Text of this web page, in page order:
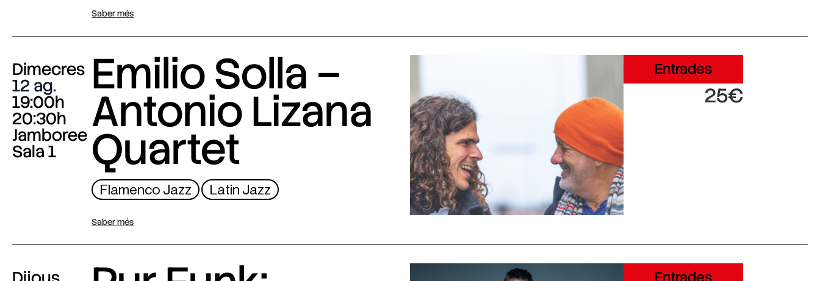
Saber més
Dimecres
12 ag.
19:00h
20:30h
Jamboree
Sala 1
Emilio Solla –
Antonio Lizana
Quartet
Flamenco Jazz Latin Jazz
Saber més
Entrades
25€